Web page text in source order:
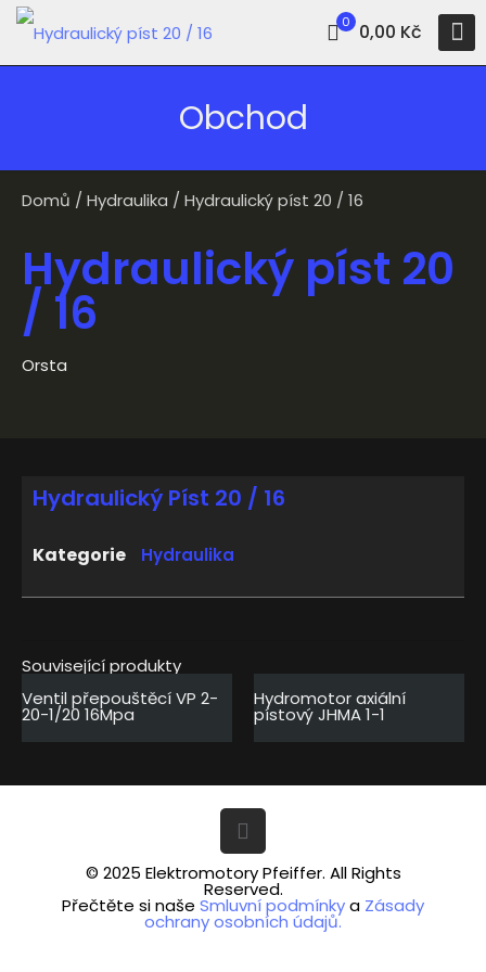
0 0,00 Kč
Obchod
Domů / Hydraulika / Hydraulický píst 20 / 16
Hydraulický píst 20
/ 16
Orsta
Související produkty
Ventil přepouštěcí VP 2-
20-1/20 16Mpa
Hydromotor axiální
pístový JHMA 1-1
Hydraulický Píst 20 / 16
Kategorie Hydraulika
© 2025 Elektromotory Pfeiffer. All Rights
Reserved.
Přečtěte si naše Smluvní podmínkya Zásady
ochrany osobních údajů.